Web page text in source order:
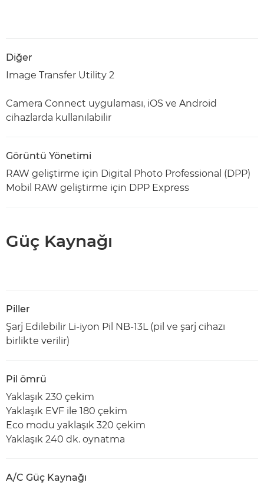
Diğer
Image Transfer Utility 2
Camera Connect uygulaması, iOS ve Android
cihazlarda kullanılabilir
Görüntü Yönetimi
RAW geliştirme için Digital Photo Professional (DPP)
Mobil RAW geliştirme için DPP Express
Güç Kaynağı
Piller
Şarj Edilebilir Li-iyon Pil NB-13L (pil ve şarj cihazı
birlikte verilir)
Pil ömrü
Yaklaşık 230 çekim
Yaklaşık EVF ile 180 çekim
Eco modu yaklaşık 320 çekim
Yaklaşık 240 dk. oynatma
A/C Güç Kaynağı